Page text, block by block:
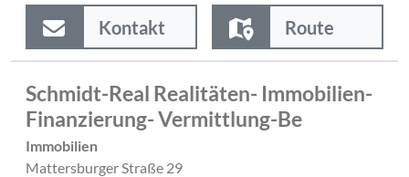
Kontakt Route
Schmidt-Real Realitäten- Immobilien-
Finanzierung- Vermittlung-Be
Immobilien
Mattersburger Straße 29